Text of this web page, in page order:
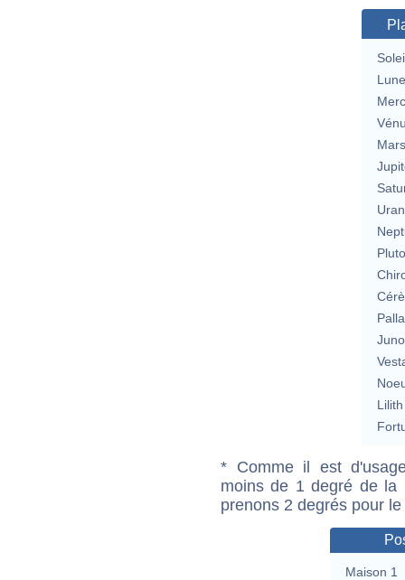
Lune
Mars
Lilith
* Comme il est
moins de 1 degré de la
prenons 2 degrés pour
Maison 1